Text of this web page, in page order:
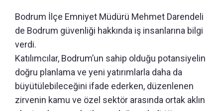
Bodrum İlçe Emniyet Müdürü Mehmet Darendeli
de Bodrum güvenliği hakkında iş insanlarına bilgi
verdi.
Katılımcılar, Bodrum’un sahip olduğu potansiyelin
doğru planlama ve yeni yatırımlarla daha da
büyütülebileceğini ifade ederken, düzenlenen
zirvenin kamu ve özel sektör arasında ortak aklın